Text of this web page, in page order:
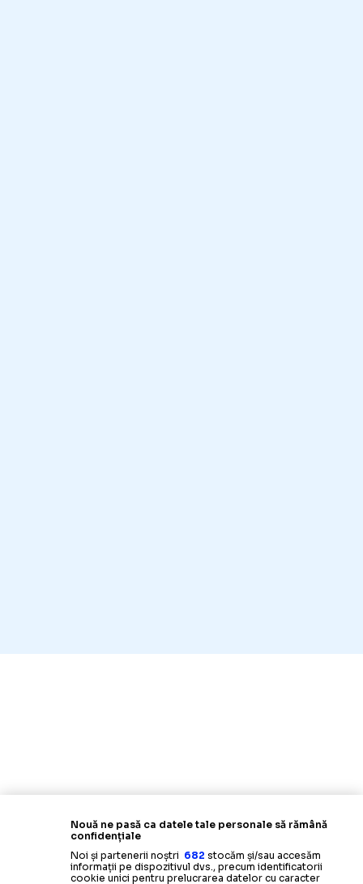
Nouă ne pasă ca datele tale personale să rămână
confidențiale
Noi și partenerii noștri 682 stocăm și/sau accesăm
informații pe dispozitivul dvs., precum identificatorii
cookie unici pentru prelucrarea datelor cu caracter